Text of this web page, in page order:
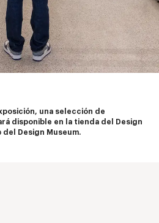
una selección de
disponible en la tienda del Design
del Design Museum.